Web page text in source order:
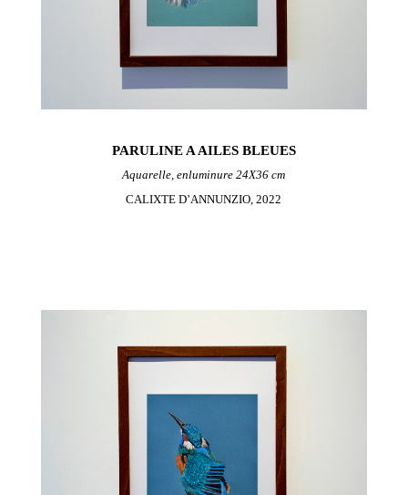
PARULINE A AILES BLEUES
Aquarelle, enluminure 24X36 cm
CALIXTE D’ANNUNZIO, 2022